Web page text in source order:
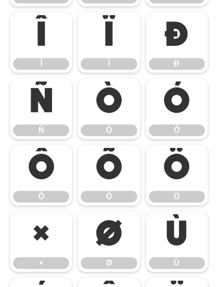
Î Ï Ð
Ð
Ñ
Ñ
Ò
Ò
Ó
Ó
Ô
Ô
Õ
Õ
Ö
Ö
×
×
Ø
Ø
Ù
Ù